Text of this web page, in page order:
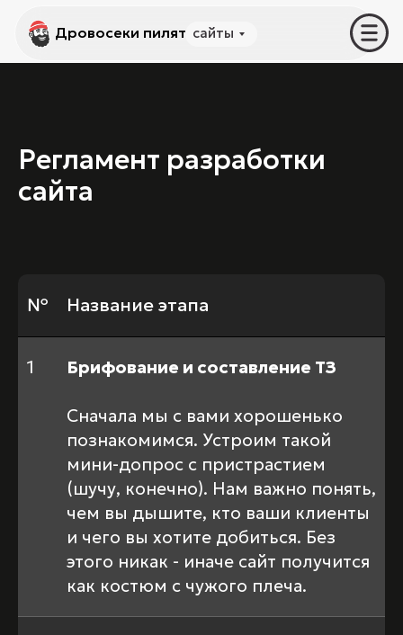
Дровосеки пилят сайты
услуги
Дровосеки пилят
Регламент разработки
сайта
№ Название этапа
1 Брифование и составление ТЗ
Сначала мы с вами хорошенько
познакомимся. Устроим такой
мини-допрос с пристрастием
(шучу, конечно). Нам важно понять,
чем вы дышите, кто ваши клиенты
и чего вы хотите добиться. Без
этого никак - иначе сайт получится
как костюм с чужого плеча.